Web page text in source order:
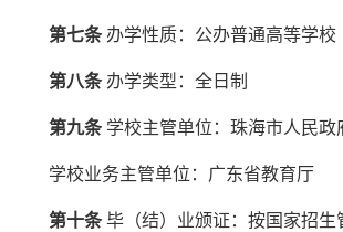
第七条 办学性质：公办普通高等学校
第八条 办学类型：全日制
第九条 学校主管单位：珠海市人民政
学校业务主管单位：广东省教育厅
第十条毕（结）业颁证：按国家招